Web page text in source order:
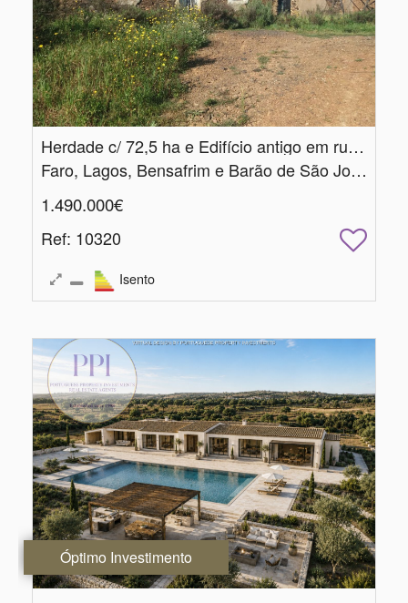
Herdade c/ 72,5 ha e Edifício antigo em ruínas c/ 270 m2
Faro, Lagos, Bensafrim e Barão de São João
1.490.000€
Ref: 10320
Isento
Óptimo Investimento